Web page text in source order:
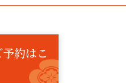
約はこ